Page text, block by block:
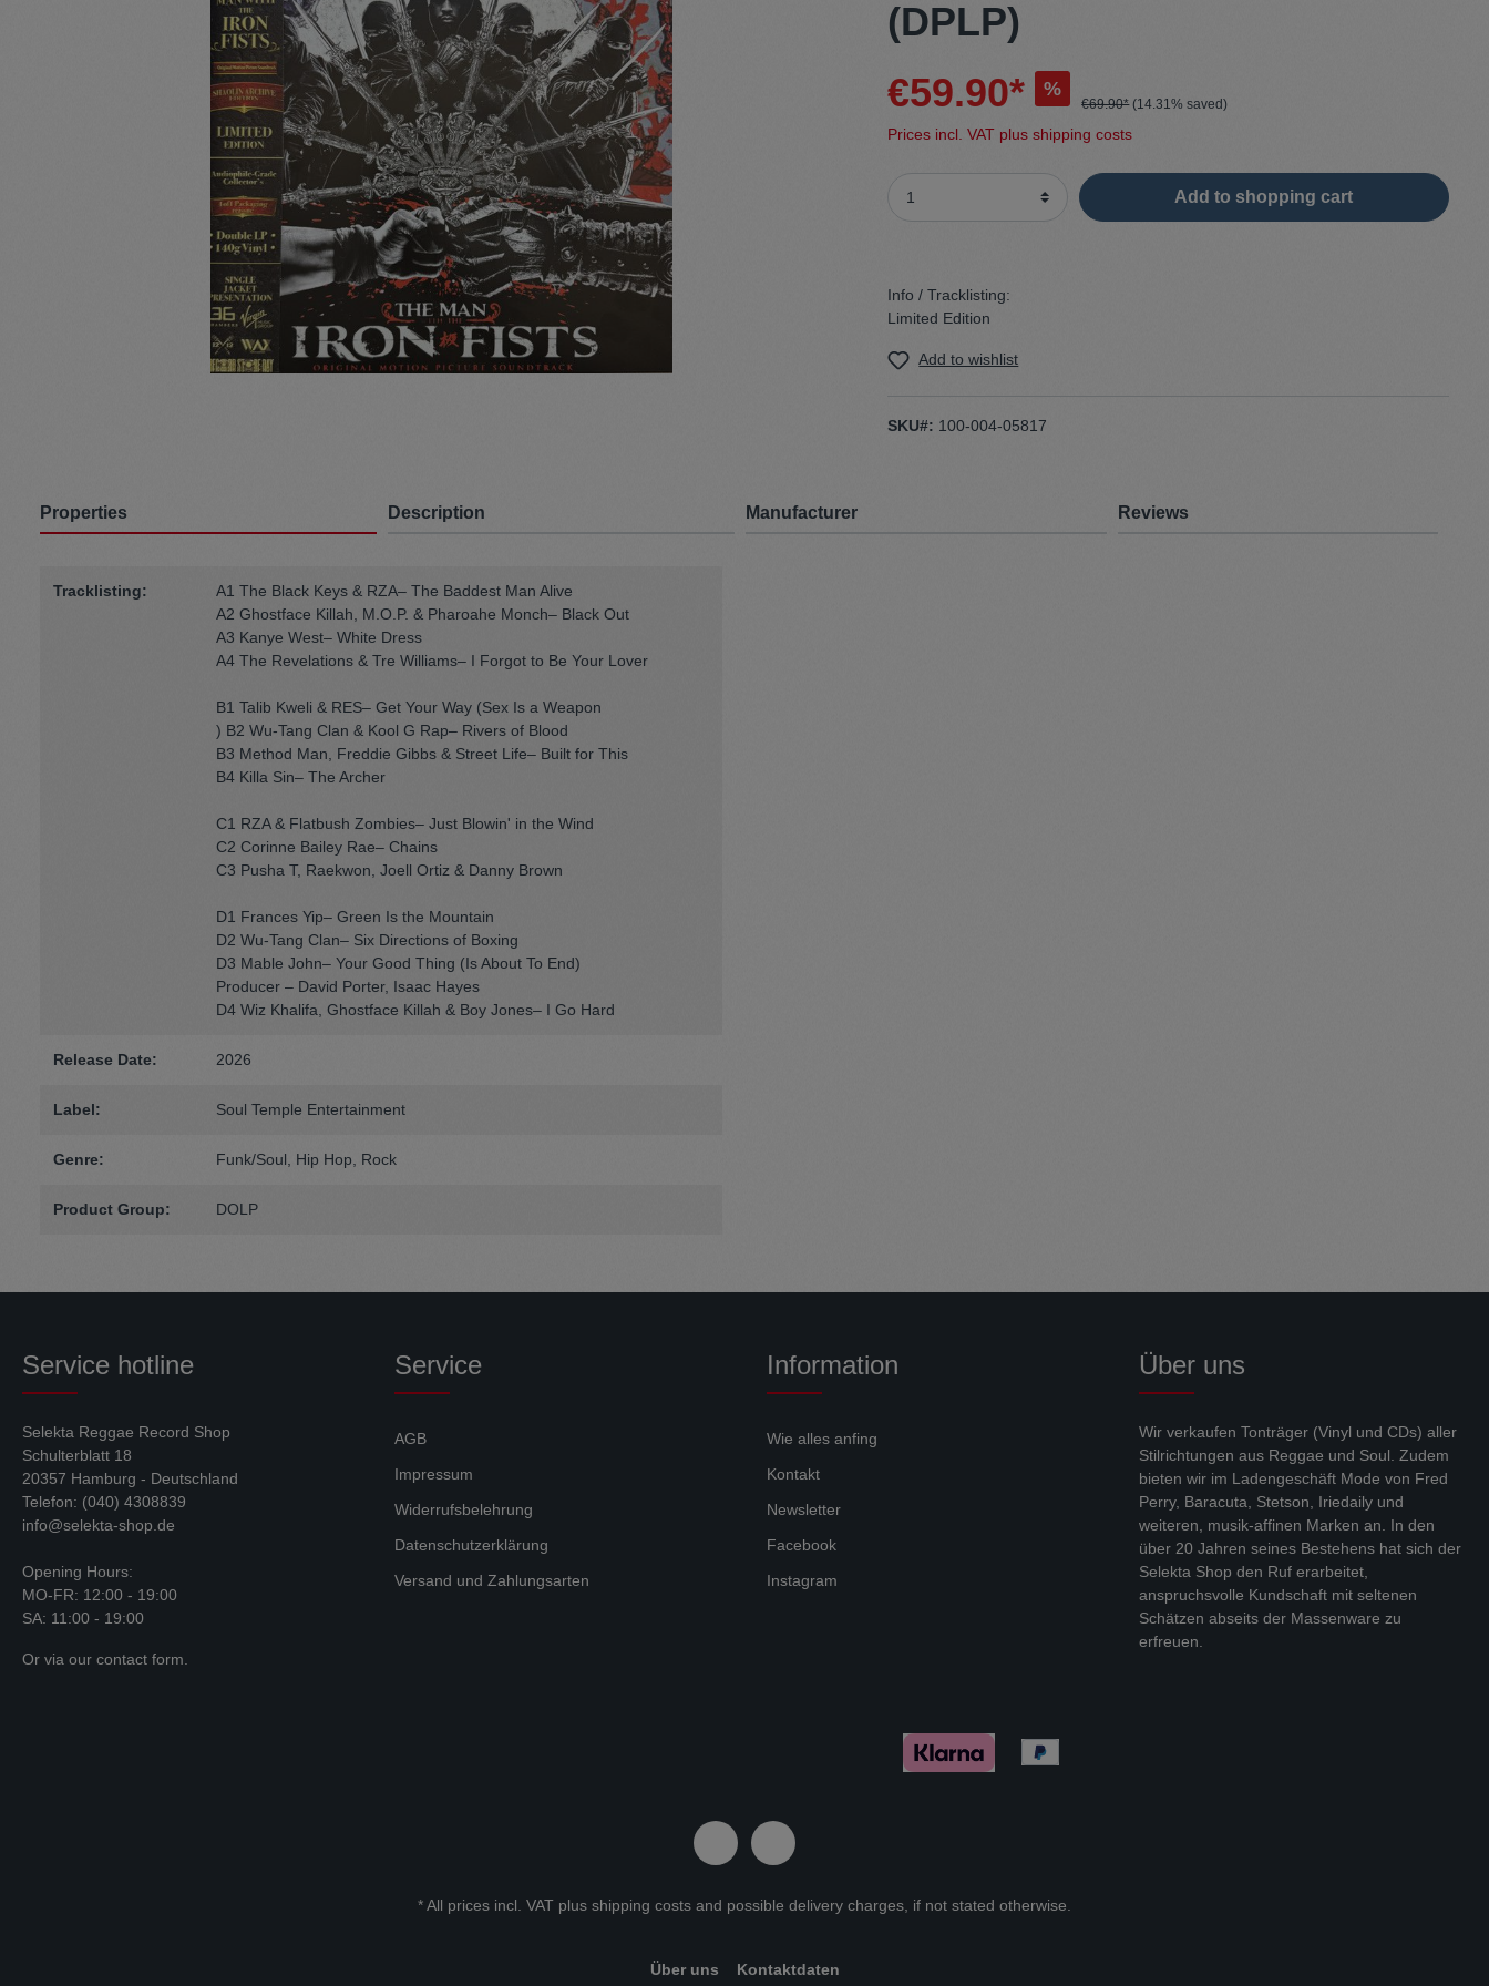
Jumpsuit
Pants Cardigan
Taschen Schale
Mäntel
(DPLP)
€59.90*
%
€69.90* (14.31% saved)
Prices incl. VAT plus shipping costs
Add to shopping cart
Info / Tracklisting:
Limited Edition
Add to wishlist
SKU#: 100-004-05817
Properties Description Manufacturer Reviews
Tracklisting:
A1 The Black Keys & RZA– The Baddest Man Alive
A2 Ghostface Killah, M.O.P. & Pharoahe Monch– Black Out
A3 Kanye West– White Dress
A4 The Revelations & Tre Williams– I Forgot to Be Your Lover
B1 Talib Kweli & RES– Get Your Way (Sex Is a Weapon
) B2 Wu-Tang Clan & Kool G Rap– Rivers of Blood
B3 Method Man, Freddie Gibbs & Street Life– Built for This
B4 Killa Sin– The Archer
C1 RZA & Flatbush Zombies– Just Blowin' in the Wind
C2 Corinne Bailey Rae– Chains
C3 Pusha T, Raekwon, Joell Ortiz & Danny Brown
D1 Frances Yip– Green Is the Mountain
D2 Wu-Tang Clan– Six Directions of Boxing
D3 Mable John– Your Good Thing (Is About To End)
Producer – David Porter, Isaac Hayes
D4 Wiz Khalifa, Ghostface Killah & Boy Jones– I Go Hard
Release Date: 2026
Label: Soul Temple Entertainment
Genre: Funk/Soul , Hip Hop , Rock
Product Group: DOLP
Über uns
Wir verkaufen Tonträger (Vinyl und CDs) aller
Stilrichtungen aus Reggae und Soul. Zudem
bieten wir im Ladengeschäft Mode von Fred
Perry, Baracuta, Stetson, Iriedaily und
weiteren, musik-affinen Marken an. In den
über 20 Jahren seines Bestehens hat sich der
Selekta Shop den Ruf erarbeitet,
anspruchsvolle Kundschaft mit seltenen
Schätzen abseits der Massenware zu
erfreuen.
Service hotline
Selekta Reggae Record Shop
Schulterblatt 18
20357 Hamburg - Deutschland
Telefon: (040) 4308839
info@selekta-shop.de
Opening Hours:
MO-FR: 12:00 - 19:00
SA: 11:00 - 19:00
Or via our contact form
Service
AGB
Impressum
Widerrufsbelehrung
Datenschutzerklärung
Versand und Zahlungsarten
Information
Wie alles anfing
Kontakt
Newsletter
Facebook
Instagram
* All prices incl. VAT plus shipping costs and possible delivery charges, if not stated otherwise.
Über uns Kontaktdaten